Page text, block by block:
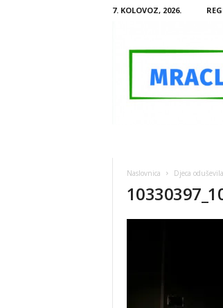
7. KOLOVOZ, 2026.
A
Naslovnica Djeca